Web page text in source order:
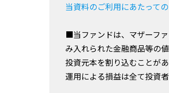
当資料のご利用にあたって
■当ファンドは、マザーフ
み入れられた金融商品等の
投資元本を割り込むことが
運用による損益は全て投資